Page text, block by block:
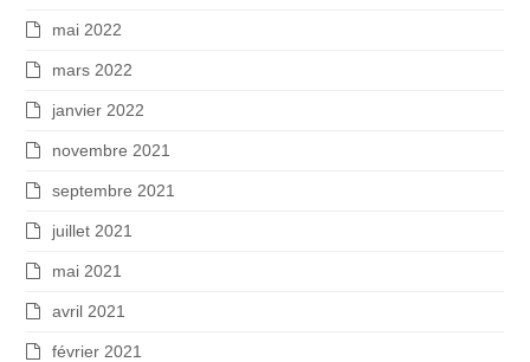
mai 2022
mars 2022
janvier 2022
novembre 2021
septembre 2021
juillet 2021
mai 2021
avril 2021
février 2021